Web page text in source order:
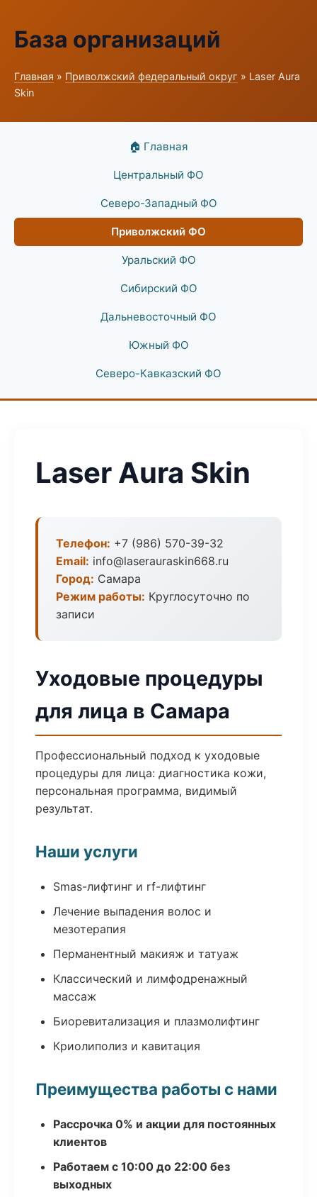
База организаций
Главная » Приволжский федеральный округ » Laser Aura
Skin
🏠 Главная
Центральный ФО
Северо-Западный ФО
Приволжский ФО
Уральский ФО
Сибирский ФО
Дальневосточный ФО
Южный ФО
Северо-Кавказский ФО
Laser Aura Skin
Телефон: +7 (986) 570-39-32
Email: info@laserauraskin668.ru
Город: Самара
Режим работы: Круглосуточно по
записи
Уходовые процедуры
для лица в Самара
Профессиональный подход к уходовые
процедуры для лица: диагностика кожи,
персональная программа, видимый
результат.
Наши услуги
Smas-лифтинг и rf-лифтинг
Лечение выпадения волос и
мезотерапия
Перманентный макияж и татуаж
Классический и лимфодренажный
массаж
Биоревитализация и плазмолифтинг
Криолиполиз и кавитация
Преимущества работы с нами
Рассрочка 0% и акции для постоянных
клиентов
Работаем с 10:00 до 22:00 без
выходных